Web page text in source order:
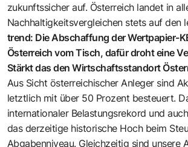
zukunftssicher auf. Österreich landet in
Nachhaltigkeitsvergleichen stets auf den
trend: Die Abschaffung der Wertpapier-
Österreich vom Tisch, dafür droht eine
Stärkt das den Wirtschaftsstandort
Aus Sicht österreichischer Anleger sind
letztlich mit über 50 Prozent besteuert.
internationaler Belastungsrekord und
das derzeitige historische Hoch beim
Abgabenniveau. Gleichzeitig sind unsere